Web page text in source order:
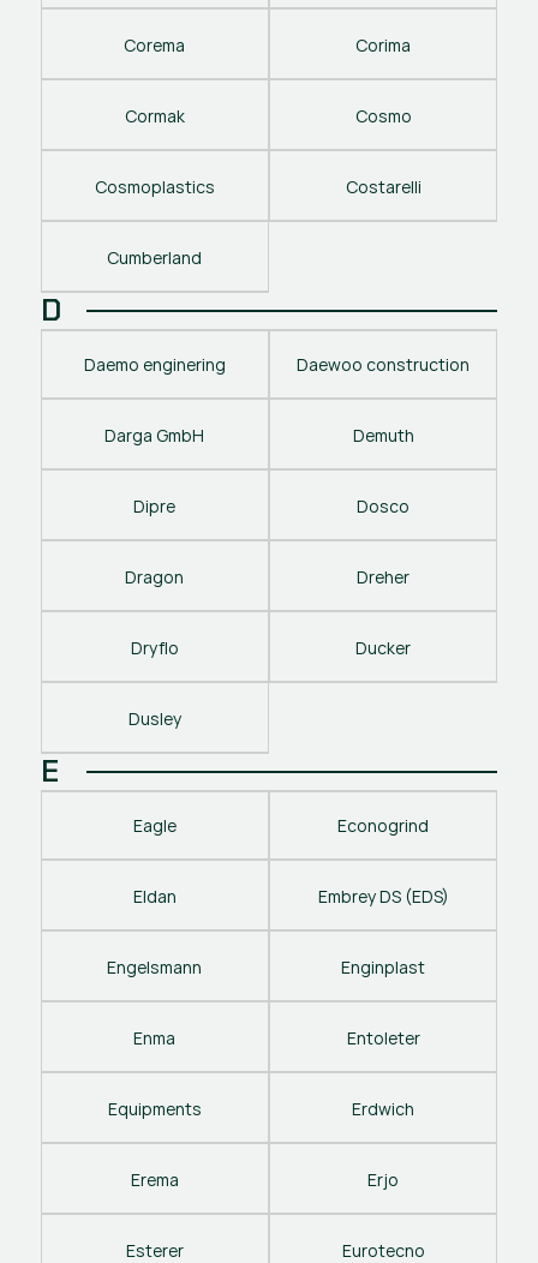
Corema Corima
Cormak Cosmo
Cosmoplastics Costarelli
Cumberland
D
Daemo enginering Daewoo construction
Darga GmbH Demuth
Dipre Dosco
Dragon Dreher
Dryflo Ducker
Dusley
E
Eagle Econogrind
Eldan Embrey DS (EDS)
Engelsmann Enginplast
Enma Entoleter
Equipments Erdwich
Erema Erjo
Esterer Eurotecno